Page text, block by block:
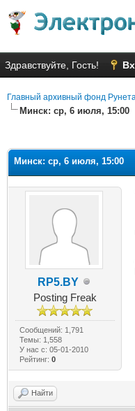
Здравствуйте, Гость!
Главный архивный фонд
Минск: ср, 6 июля, 15:00
Минск: ср, 6 июля, 15:00
RP5.BY
Posting Freak
Сообщений: 1,791
Темы: 1,558
У нас с: 05-01-2010
Рейтинг: 0
Найти